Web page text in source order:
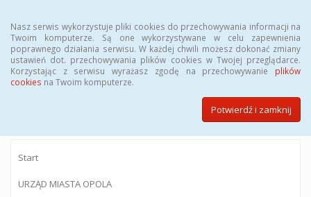
Nasz serwis wykorzystuje pliki cookies do przechowywania informacji na
Twoim komputerze. Są one wykorzystywane w celu zapewnienia
poprawnego działania serwisu. W każdej chwili możesz dokonać zmiany
ustawień dot. przechowywania plików cookies w Twojej przeglądarce.
Korzystając z serwisu wyrażasz zgodę na przechowywanie plików
cookies na Twoim komputerze.
Potwierdź i zamknij
BIULETYN INFORMACJI PUBLICZNEJ
Urzędu Miasta Opola
Start
URZĄD MIASTA OPOLA